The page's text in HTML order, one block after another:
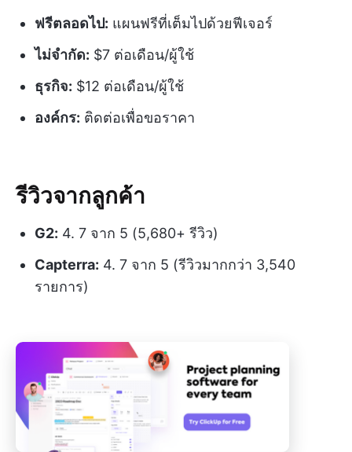
ฟรีตลอดไป: แผนฟรีที่เต็มไปด้วยฟีเจอร์
ไม่จำกัด: $7 ต่อเดือน/ผู้ใช้
ธุรกิจ: $12 ต่อเดือน/ผู้ใช้
องค์กร: ติดต่อเพื่อขอราคา
รีวิวจากลูกค้า
G2: 4. 7 จาก 5 (5,680+ รีวิว)
Capterra: 4. 7 จาก 5 (รีวิวมากกว่า 3,540
รายการ)